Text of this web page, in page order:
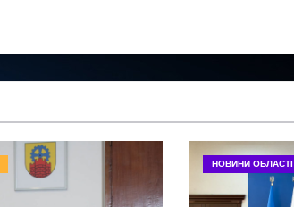
НОВИНИ ОБЛАСТІ